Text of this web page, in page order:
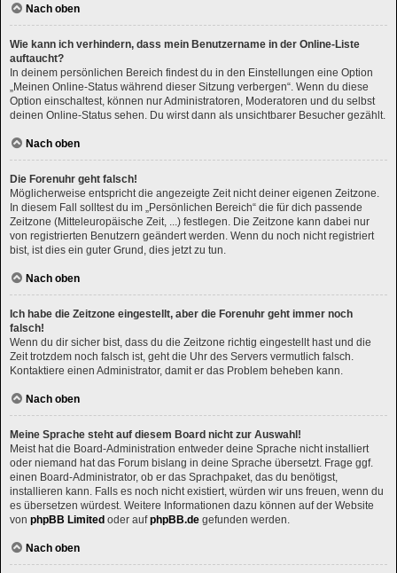
Nach oben
Wie kann ich verhindern, dass mein Benutzername in der Online-Liste
auftaucht?
In deinem persönlichen Bereich findest du in den Einstellungen eine Option
„Meinen Online-Status während dieser Sitzung verbergen“. Wenn du diese
Option einschaltest, können nur Administratoren, Moderatoren und du selbst
deinen Online-Status sehen. Du wirst dann als unsichtbarer Besucher gezählt.
Nach oben
Die Forenuhr geht falsch!
Möglicherweise entspricht die angezeigte Zeit nicht deiner eigenen Zeitzone.
In diesem Fall solltest du im „Persönlichen Bereich“ die für dich passende
Zeitzone (Mitteleuropäische Zeit, ...) festlegen. Die Zeitzone kann dabei nur
von registrierten Benutzern geändert werden. Wenn du noch nicht registriert
bist, ist dies ein guter Grund, dies jetzt zu tun.
Nach oben
Ich habe die Zeitzone eingestellt, aber die Forenuhr geht immer noch
falsch!
Wenn du dir sicher bist, dass du die Zeitzone richtig eingestellt hast und die
Zeit trotzdem noch falsch ist, geht die Uhr des Servers vermutlich falsch.
Kontaktiere einen Administrator, damit er das Problem beheben kann.
Nach oben
Meine Sprache steht auf diesem Board nicht zur Auswahl!
Meist hat die Board-Administration entweder deine Sprache nicht installiert
oder niemand hat das Forum bislang in deine Sprache übersetzt. Frage ggf.
einen Board-Administrator, ob er das Sprachpaket, das du benötigst,
installieren kann. Falls es noch nicht existiert, würden wir uns freuen, wenn du
es übersetzen würdest. Weitere Informationen dazu können auf der Website
von phpBB Limited oder aufphpBB.de gefunden werden.
Nach oben